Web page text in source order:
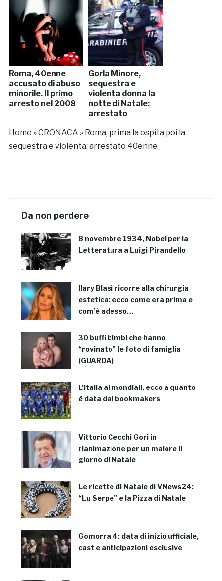
Roma, 40enne
accusato di abuso
minorile. Il primo
arresto nel 2008
Gorla Minore,
sequestra e
violenta donna la
notte di Natale:
arrestato
Home »CRONACA » Roma, prima la ospita poi la
sequestra e violenta: arrestato 40enne
Da non perdere
8 novembre 1934, Nobel per la
Letteratura a Luigi Pirandello
Ilary Blasi ricorre alla chirurgia
estetica: ecco come era prima e
com’è adesso…
30 buffi bimbi che hanno
“rovinato” le foto di famiglia
(GUARDA)
L’Italia ai mondiali, ecco a quanto
è data dai bookmakers
Vittorio Cecchi Gori in
rianimazione per un malore il
giorno di Natale
Le ricette di Natale di VNews24:
“Lu Serpe” e la Pizza di Natale
Gomorra 4: data di inizio ufficiale,
cast e anticipazioni esclusive